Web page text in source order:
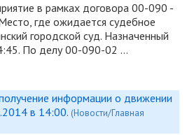
в рамках договора 00-090 -
где ожидается судебное
городской суд. Назначенный
По делу00-090-02 …
информации о движении
в 14:00. (Новости/Главная